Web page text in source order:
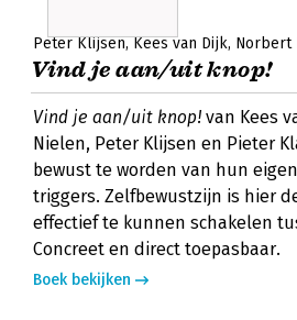
Peter Klijsen Kees van Dijk Norbert
Vind je aan/uit knop!
Vind je aan/uit knop! van Kees
Nielen, Peter Klijsen en Pieter
bewust te worden van hun
triggers. Zelfbewustzijn is hier
effectief te kunnen schakelen
Concreet en direct toepasbaar.
Boek bekijken